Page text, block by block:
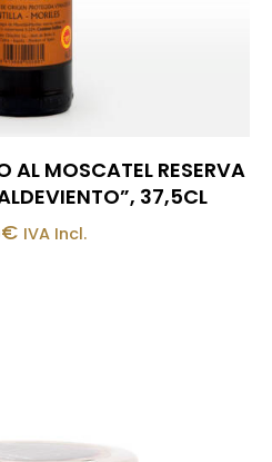
AL MOSCATEL RESERVA
37,5CL
€ IVA Incl.